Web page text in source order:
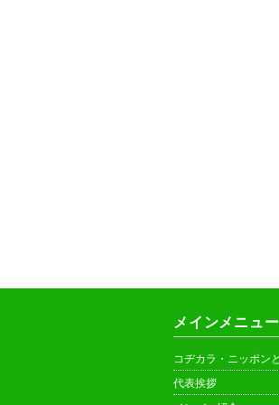
メインメニュー
コヂカラ・ニッポン
代表挨拶